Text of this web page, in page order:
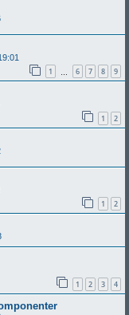
1 6 7 8 9
1 2
1 2
1 2 3 4